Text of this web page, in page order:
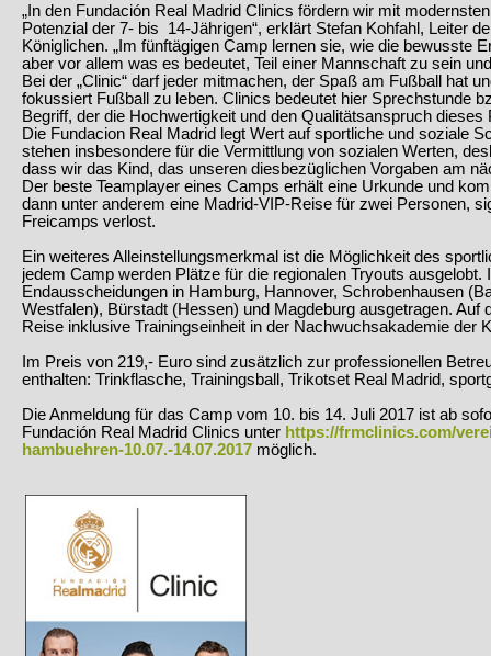
„In den Fundación Real Madrid Clinics fördern wir mit
Potenzial der 7- bis 14-Jährigen“, erklärt Stefan Kohfahl, Leiter
Königlichen. „Im fünftägigen Camp lernen sie, wie die bewusste
aber vor allem was es bedeutet, Teil einer Mannschaft zu sein
Bei der „Clinic“ darf jeder mitmachen, der Spaß am Fußball hat
fokussiert Fußball zu leben. Clinics bedeutet hier Sprechstunde
Begriff, der die Hochwertigkeit und den Qualitätsanspruch
Die Fundacion Real Madrid legt Wert auf sportliche und soziale
stehen insbesondere für die Vermittlung von sozialen Werten,
dass wir das Kind, das unseren diesbezüglichen Vorgaben am
Der beste Teamplayer eines Camps erhält eine Urkunde und
dann unter anderem eine Madrid-VIP-Reise für zwei Personen,
Freicamps verlost.
Ein weiteres Alleinstellungsmerkmal ist die Möglichkeit des
jedem Camp werden Plätze für die regionalen Tryouts
Endausscheidungen in Hamburg, Hannover, Schrobenhausen
Westfalen), Bürstadt (Hessen) und Magdeburg ausgetragen. Auf
Reise inklusive Trainingseinheit in der Nachwuchsakademie der
Im Preis von 219,- Euro sind zusätzlich zur professionellen
enthalten: Trinkflasche, Trainingsball, Trikotset Real Madrid,
Die Anmeldung für das Camp vom 10. bis 14. Juli 2017 ist ab
Fundación Real Madrid Clinics unter https://frmclinics.com/
hambuehren-10.07.-14.07.2017 möglich.